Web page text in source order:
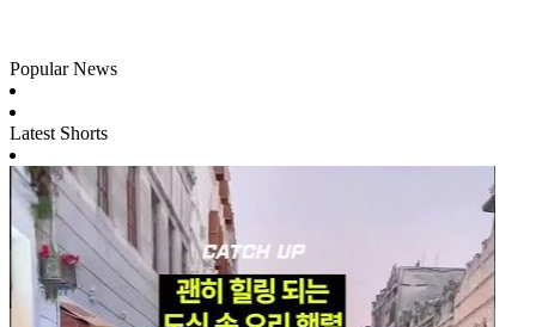
Popular News
Latest Shorts